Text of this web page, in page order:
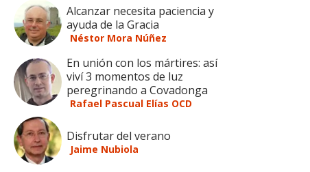
Alcanzar necesita paciencia y
ayuda de la Gracia
Néstor Mora Núñez
En unión con los mártires: así
viví 3 momentos de luz
peregrinando a Covadonga
Rafael Pascual Elías OCD
Disfrutar del verano
Jaime Nubiola